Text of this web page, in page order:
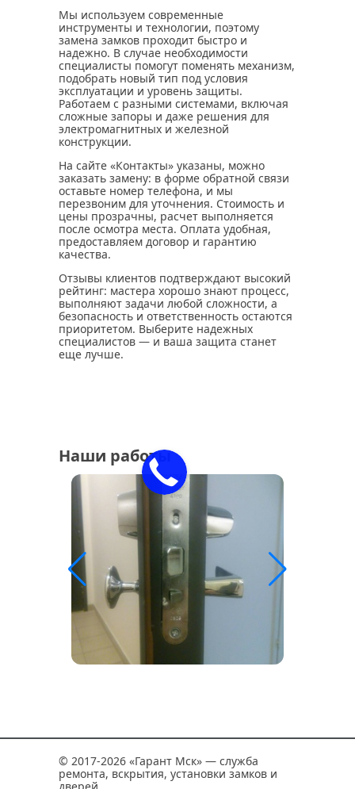
Мы используем современные
инструменты и технологии, поэтому
замена замков проходит быстро и
надежно. В случае необходимости
специалисты помогут поменять механизм,
подобрать новый тип под условия
эксплуатации и уровень защиты.
Работаем с разными системами, включая
сложные запоры и даже решения для
электромагнитных и железной
конструкции.
На сайте «Контакты» указаны, можно
заказать замену: в форме обратной связи
оставьте номер телефона, и мы
перезвоним для уточнения. Стоимость и
цены прозрачны, расчет выполняется
после осмотра места. Оплата удобная,
предоставляем договор и гарантию
качества.
Отзывы клиентов подтверждают высокий
рейтинг: мастера хорошо знают процесс,
выполняют задачи любой сложности, а
безопасность и ответственность остаются
приоритетом. Выберите надежных
специалистов — и ваша защита станет
еще лучше.
Наши работы
© 2017-2026 «Гарант Мск» — служба
ремонта, вскрытия, установки замков и